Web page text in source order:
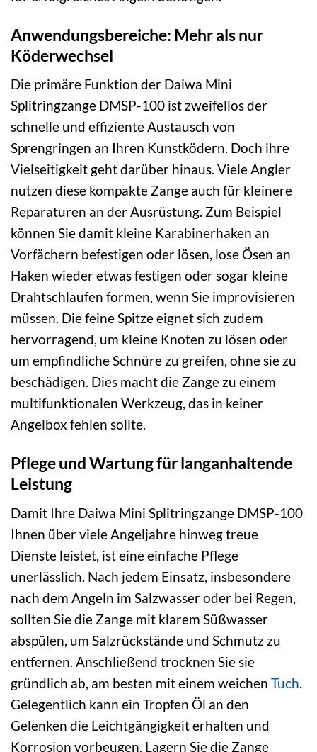
Anwendungsbereiche: Mehr als nur
Köderwechsel
Die primäre Funktion der Daiwa Mini
Splitringzange DMSP-100 ist zweifellos der
schnelle und effiziente Austausch von
Sprengringen an Ihren Kunstködern. Doch ihre
Vielseitigkeit geht darüber hinaus. Viele Angler
nutzen diese kompakte Zange auch für kleinere
Reparaturen an der Ausrüstung. Zum Beispiel
können Sie damit kleine Karabinerhaken an
Vorfächern befestigen oder lösen, lose Ösen an
Haken wieder etwas festigen oder sogar kleine
Drahtschlaufen formen, wenn Sie improvisieren
müssen. Die feine Spitze eignet sich zudem
hervorragend, um kleine Knoten zu lösen oder
um empfindliche Schnüre zu greifen, ohne sie zu
beschädigen. Dies macht die Zange zu einem
multifunktionalen Werkzeug, das in keiner
Angelbox fehlen sollte.
Pflege und Wartung für langanhaltende
Leistung
Damit Ihre Daiwa Mini Splitringzange DMSP-100
Ihnen über viele Angeljahre hinweg treue
Dienste leistet, ist eine einfache Pflege
unerlässlich. Nach jedem Einsatz, insbesondere
nach dem Angeln im Salzwasser oder bei Regen,
sollten Sie die Zange mit klarem Süßwasser
abspülen, um Salzrückstände und Schmutz zu
entfernen. Anschließend trocknen Sie sie
gründlich ab, am besten mit einem weichen Tuch.
Gelegentlich kann ein Tropfen Öl an den
Gelenken die Leichtgängigkeit erhalten und
Korrosion vorbeugen. Lagern Sie die Zange